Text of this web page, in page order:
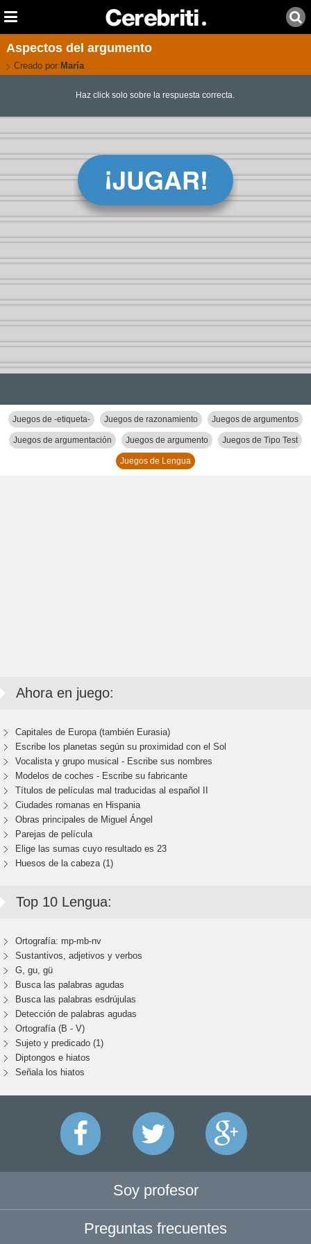
Aspectos del argumento
Creado por: María
Haz click solo sobre la respuesta correcta.
Juegos de -etiqueta- Juegos de razonamiento Juegos de argumentos
Juegos de argumentación Juegos de argumento Juegos de Tipo Test
Juegos de Lengua
Ahora en juego:
Capitales de Europa (también Eurasia)
Escribe los planetas según su proximidad con el Sol
Vocalista y grupo musical - Escribe sus nombres
Modelos de coches - Escribe su fabricante
Títulos de películas mal traducidas al español II
Ciudades romanas en Hispania
Obras principales de Miguel Ángel
Parejas de película
Elige las sumas cuyo resultado es 23
Huesos de la cabeza (1)
Top 10 Lengua:
Ortografía: mp-mb-nv
Sustantivos, adjetivos y verbos
G, gu, gü
Busca las palabras agudas
Busca las palabras esdrújulas
Detección de palabras agudas
Ortografía (B - V)
Sujeto y predicado (1)
Diptongos e hiatos
Señala los hiatos
Soy profesor
Preguntas frecuentes